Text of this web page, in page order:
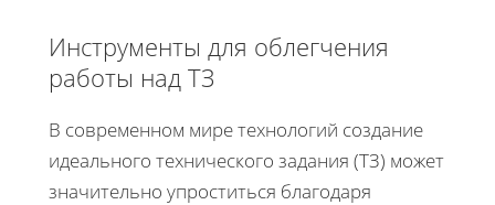
Инструменты для облегчения
работы над ТЗ
В современном мире технологий создание
идеального технического задания (ТЗ) может
значительно упроститься благодаря